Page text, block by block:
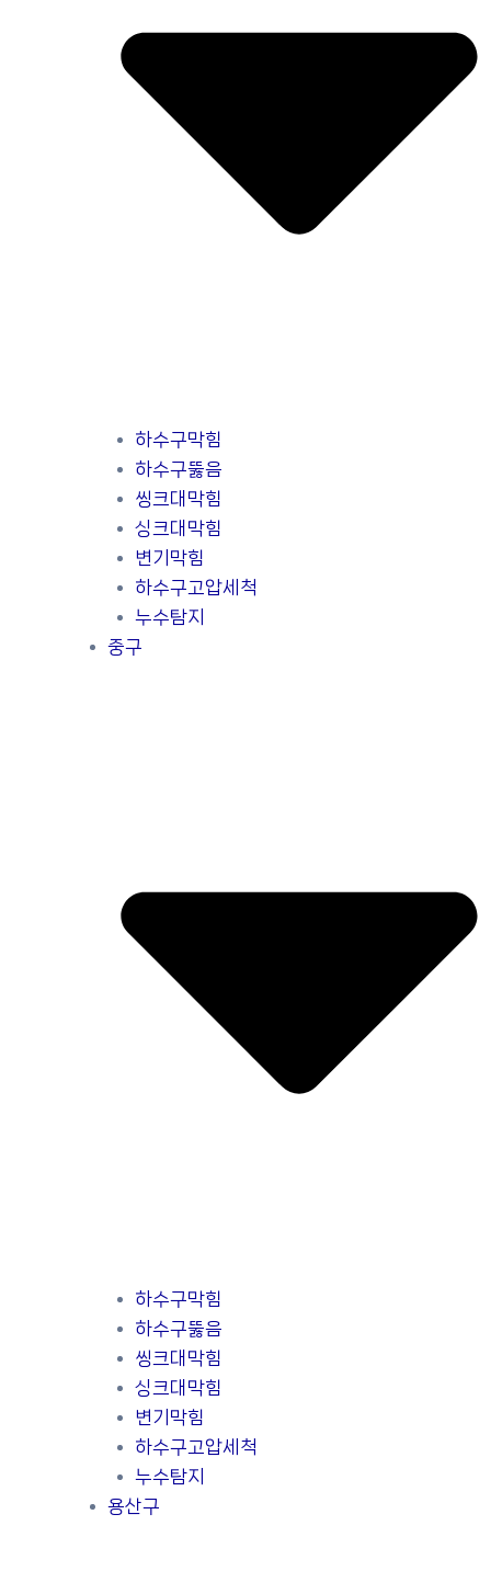
하수구막힘
하수구뚫음
씽크대막힘
싱크대막힘
변기막힘
하수구고압세척
누수탐지
중구
하수구막힘
하수구뚫음
씽크대막힘
싱크대막힘
변기막힘
하수구고압세척
누수탐지
용산구